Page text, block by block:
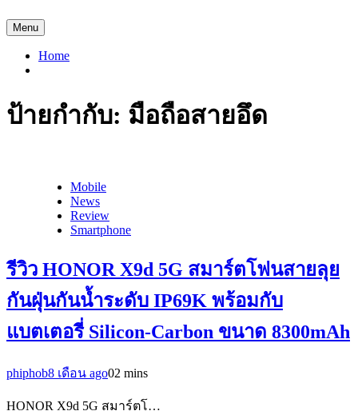
Menu
Home
ป้ายกำกับ: มือถือสายอึด
Mobile
News
Review
Smartphone
รีวิว HONOR X9d 5G สมาร์ตโฟนสายลุย
กันฝุ่นกันน้ำระดับ IP69K พร้อมกับ
แบตเตอรี่ Silicon-Carbon ขนาด 8300mAh
phiphob8 เดือน ago02 mins
HONOR X9d 5G สมาร์ตโ…